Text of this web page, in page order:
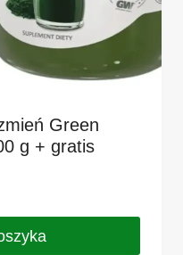
Green
g + gratis